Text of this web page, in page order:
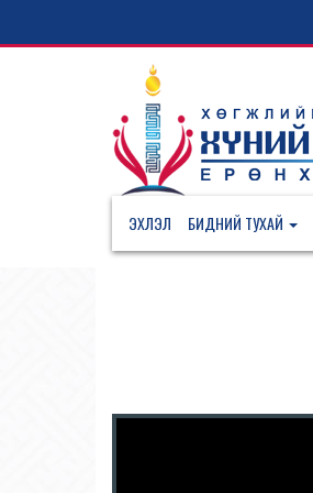
ЭХЛЭЛ БИДНИЙ ТУХАЙ